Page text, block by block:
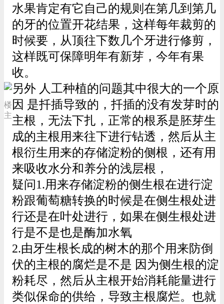
楼
主
水果肯定有它自己的规则在第几到第几
的牙的位置开花结果，这样每年裁剪的
时候要，从顶往下数几个牙进行修剪，
这样既可保障明年有新芽，今年有果
收。
另外 人工种植的问题其中很大的一个原
因 是扦插导致的，扦插的没有发芽时的
主根，无法下扎，正常的根系是胚芽生
成的主根用来往下进行钻透，然后从主
根衍生用来的存储淀粉的侧根，还有用
来吸收水分和养分的浅层根，
疑问1.用来存储淀粉的侧生根在进行淀
粉跟葡萄糖转换的时候是在侧生根处进
行还是在叶处进行，如果在侧生根处进
行是不是也是酶加水氧
2.由牙生根长成的树木的那个用来防倒
伏的主根的腐烂是不是 因为侧生根的淀
粉耗尽，然后从主根开始消耗能量进行
类似保命的供给，导致主根腐烂。也就